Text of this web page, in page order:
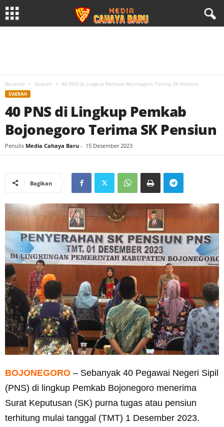
Beranda Daerah 40 PNS di Lingkup Pemkab Bojonegoro Terima SK Pensiun
DAERAH
40 PNS di Lingkup Pemkab
Bojonegoro Terima SK Pensiun
Penulis Media Cahaya Baru - 15 Desember 2023
Bagikan
BOJONEGORO – Sebanyak 40 Pegawai Negeri Sipil
(PNS) di lingkup Pemkab Bojonegoro menerima
Surat Keputusan (SK) purna tugas atau pensiun
terhitung mulai tanggal (TMT) 1 Desember 2023.